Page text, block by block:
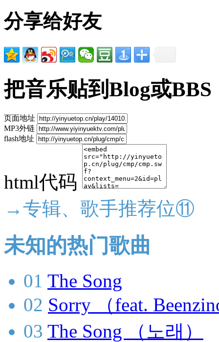
分享给好友
把音乐贴到Blog或BBS
页面地址
MP3外链
flash地址
html代码
→专辑、歌手推荐位⑪
未知的热门歌曲
01 The Song
02 Sorry （feat.
03 The Song （노래）